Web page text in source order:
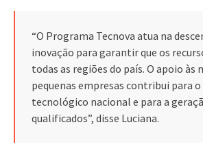
“O Programa Tecnova atua na
inovação para garantir que os
todas as regiões do país. O apoio às
pequenas empresas contribui para
tecnológico nacional e para a
qualificados”, disse Luciana.